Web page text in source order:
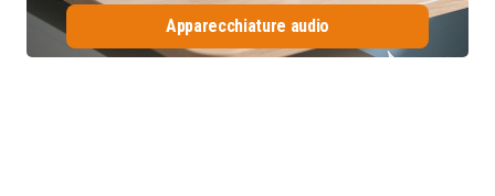
Apparecchiature audio